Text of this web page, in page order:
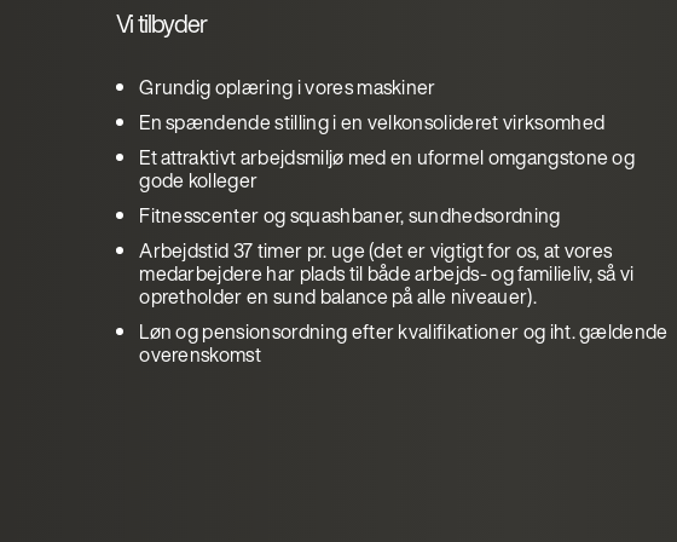
Vi tilbyder
Grundig oplæring i vores maskiner
En spændende stilling i en velkonsolideret virksomhed
Et attraktivt arbejdsmiljø med en uformel omgangstone og
gode kolleger
Fitnesscenter og squashbaner, sundhedsordning
Arbejdstid 37 timer pr. uge (det er vigtigt for os, at vores
medarbejdere har plads til både arbejds- og familieliv, så vi
opretholder en sund balance på alle niveauer).
Løn og pensionsordning efter kvalifikationer og iht. gældende
overenskomst